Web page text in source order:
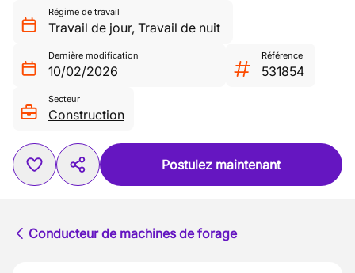
Régime de travail
Travail de jour, Travail de nuit
Dernière modification
10/02/2026
Référence
531854
Secteur
Construction
Postulez maintenant
Conducteur de machines de forage